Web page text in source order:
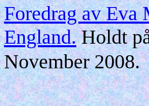
Foredrag av Eva
England. Holdt
November